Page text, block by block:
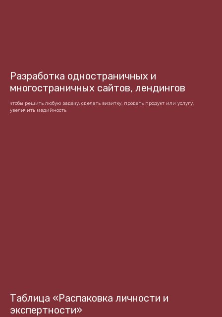
Разработка одностраничных и
многостраничных сайтов, лендингов
чтобы решить любую задачу: сделать визитку, продать продукт или услугу,
увеличить медийность
Таблица «Распаковка личности и
экспертности»